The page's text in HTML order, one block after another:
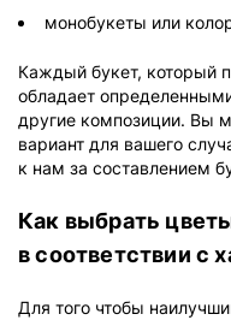
монобукеты или
Каждый букет, который
обладает
другие композиции. Вы
вариант для вашего
к нам за составлением
Как выбрать
в соответствии с
Для того чтобы